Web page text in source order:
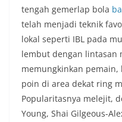
tengah gemerlap bola
telah menjadi teknik
lokal seperti IBL pada
lembut dengan lintasan
memungkinkan pemain,
poin di area dekat ring
Popularitasnya melejit,
Young, Shai Gilgeous-